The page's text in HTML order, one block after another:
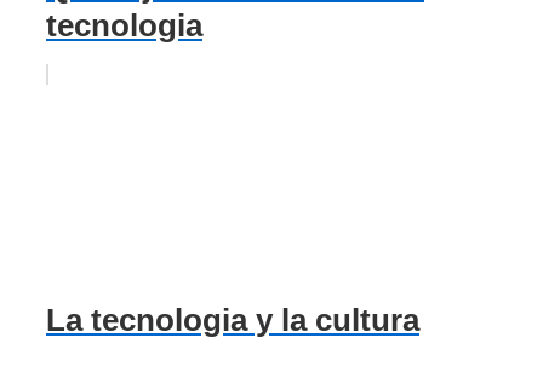
tecnologia
La tecnologia y la cultura